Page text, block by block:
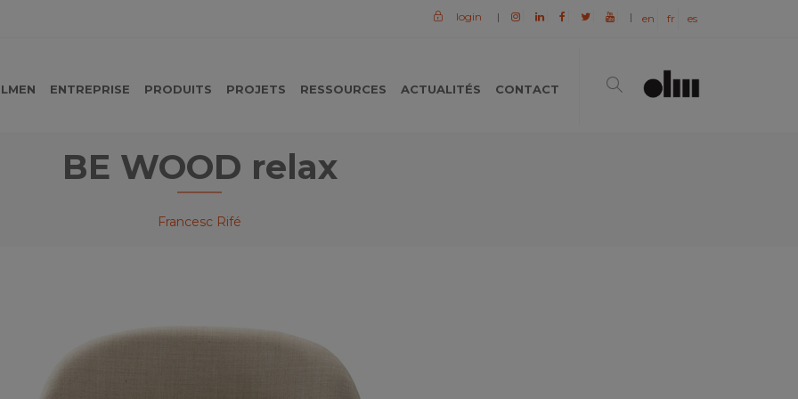
login | | en fr es
ENTREPRISE PRODUITS PROJETS RESSOURCES ACTUALITÉS CONTACT
BE WOOD relax
Francesc Rifé